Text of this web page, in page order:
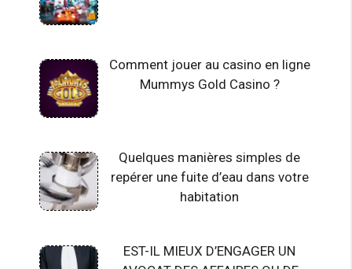
Comment jouer au casino en ligne
Mummys Gold Casino ?
Quelques manières simples de
repérer une fuite d’eau dans votre
habitation
EST-IL MIEUX D’ENGAGER UN